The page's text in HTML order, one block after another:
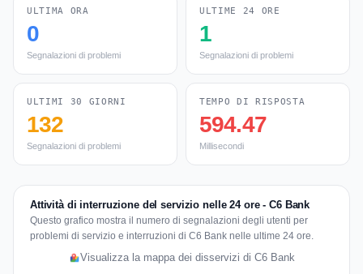
ULTIMA ORA
0
Segnalazioni di problemi
ULTIME 24 ORE
1
Segnalazioni di problemi
ULTIMI 30 GIORNI
132
Segnalazioni di problemi
TEMPO DI RISPOSTA
594.47
Millisecondi
Attività di interruzione del servizio nelle 24 ore - C6 Bank
Questo grafico mostra il numero di segnalazioni degli utenti per
problemi di servizio e interruzioni di C6 Bank nelle ultime 24 ore.
Visualizza la mappa dei disservizi di C6 Bank